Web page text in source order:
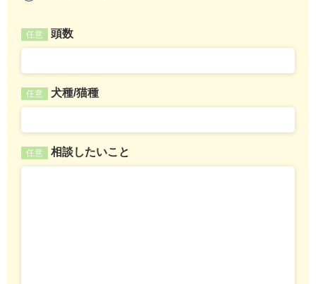
任意 頭数
任意 犬種/猫種
任意 相談したいこと